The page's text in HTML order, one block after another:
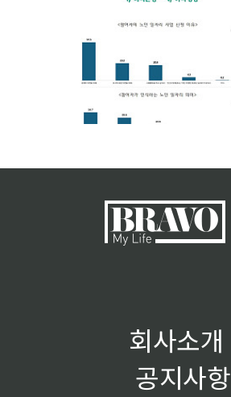
회사소개
공지사항